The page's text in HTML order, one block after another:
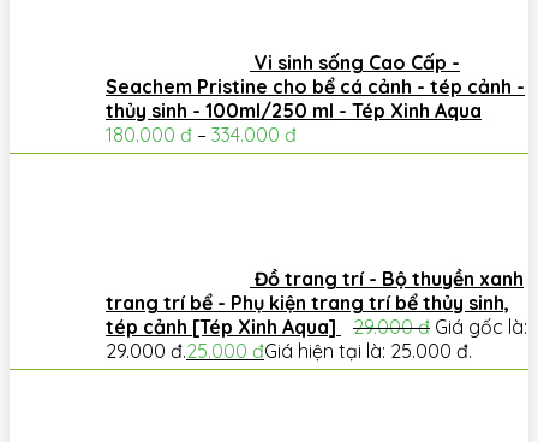
Vi sinh sống Cao Cấp -
Seachem Pristine cho bể cá cảnh - tép cảnh -
thủy sinh - 100ml/250 ml - Tép Xinh Aqua
180.000 đ – 334.000 đ
Đồ trang trí - Bộ thuyền xanh
trang trí bể - Phụ kiện trang trí bể thủy sinh,
tép cảnh [Tép Xinh Aqua]
29.000đ Giá gốc là:
29.000 đ.25.000 đGiá hiện tại là: 25.000 đ.